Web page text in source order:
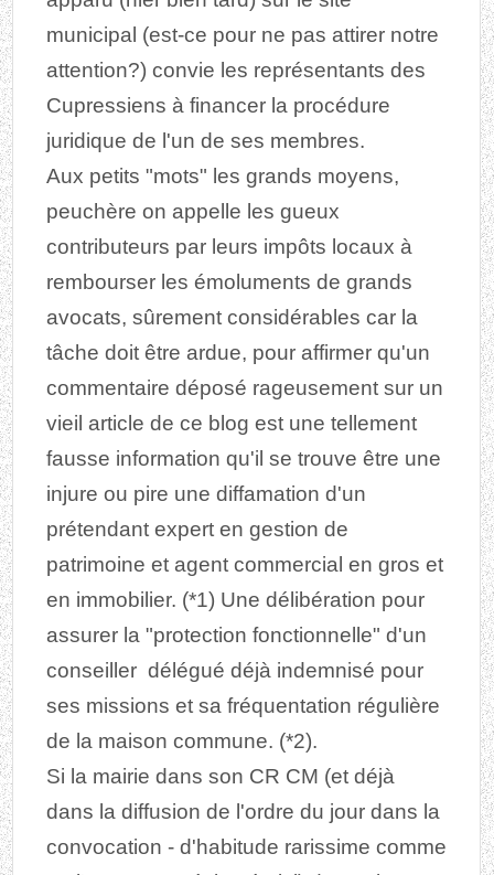
municipal (est-ce pour ne pas attirer notre
attention?) convie les représentants des
Cupressiens à financer la procédure
juridique de l'un de ses membres.
Aux petits "mots" les grands moyens,
peuchère on appelle les gueux
contributeurs par leurs impôts locaux à
rembourser les émoluments de grands
avocats, sûrement considérables car la
tâche doit être ardue, pour affirmer qu'un
commentaire déposé rageusement sur un
vieil article de ce blog est une tellement
fausse information qu'il se trouve être une
injure ou pire une diffamation d'un
prétendant expert en gestion de
patrimoine et agent commercial en gros et
en immobilier. (*1) Une délibération pour
assurer la "protection fonctionnelle" d'un
conseiller délégué déjà indemnisé pour
ses missions et sa fréquentation régulière
de la maison commune. (*2).
Si la mairie dans son CR CM (et déjà
dans la diffusion de l'ordre du jour dans la
convocation - d'habitude rarissime comme